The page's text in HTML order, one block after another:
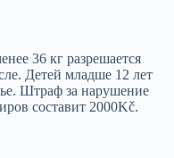
36 кг разрешается
Детей младше 12 лет
Штраф за нарушение
составит 2000Kč.